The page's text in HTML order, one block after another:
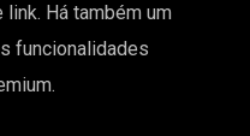
link. Há também um
funcionalidades